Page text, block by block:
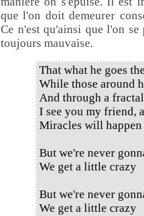
que l'on doit demeurer
Ce n'est qu'ainsi que l'on se
toujours mauvaise.
That what he goes
While those around
And through a
I see you my friend,
Miracles will happen
But we're never
We get a little crazy
But we're never
We get a little crazy